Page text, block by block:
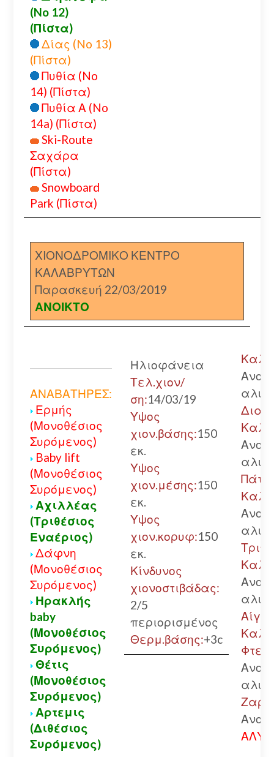
(No 12)
(Πίστα)
Δίας (No 13)
(Πίστα)
Πυθία (No
14) (Πίστα)
Πυθία Α (No
14a) (Πίστα)
Ski-Route
Σαχάρα
(Πίστα)
Snowboard
Park (Πίστα)
ΧΙΟΝΟΔΡΟΜΙΚΟ ΚΕΝΤΡΟ
ΚΑΛΑΒΡΥΤΩΝ
Παρασκευή 22/03/2019
ΑΝΟΙΚΤΟ
ΑΝΑΒΑΤΗΡΕΣ:
Ερμής
(Μονοθέσιος
Συρόμενος)
Baby lift
(Μονοθέσιος
Συρόμενος)
Αχιλλέας
(Τριθέσιος
Εναέριος)
Δάφνη
(Μονοθέσιος
Συρόμενος)
Ηρακλής
baby
(Μονοθέσιος
Συρόμενος)
Θέτις
(Μονοθέσιος
Συρόμενος)
Αρτεμις
(Διθέσιος
Συρόμενος)
Ηλιοφάνεια
Τελ.χιον/
ση:14/03/19
Υψος
χιον.βάσης:150
εκ.
Υψος
χιον.μέσης:150
εκ.
Υψος
χιον.κορυφ:150
εκ.
Κίνδυνος
χιονοστιβάδας:
2/5
περιορισμένος
Θερμ.βάσης:+3c